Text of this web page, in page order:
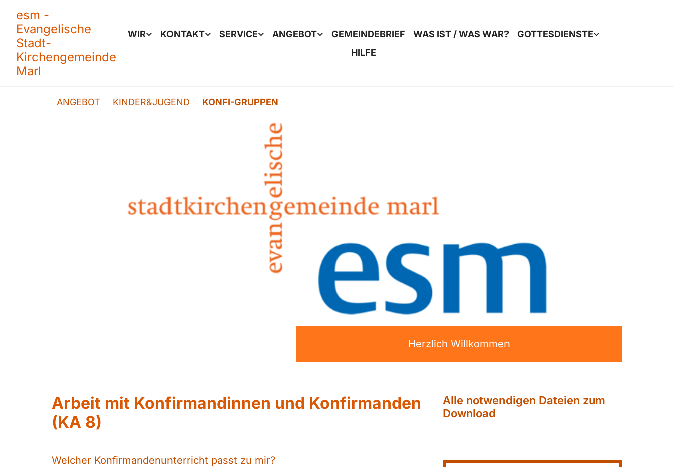
esm -
Evangelische
Stadt-
Kirchengemeinde
Marl
WIR KONTAKT SERVICE ANGEBOT GEMEINDEBRIEF WAS IST / WAS WAR?
GOTTESDIENSTE
HILFE
ANGEBOT KINDER&JUGEND KONFI-GRUPPEN
Herzlich Willkommen
Arbeit mit Konfirmandinnen und Konfirmanden
(KA 8)
Welcher Konfirmandenunterricht passt zu mir?
Alle notwendigen Dateien zum
Download